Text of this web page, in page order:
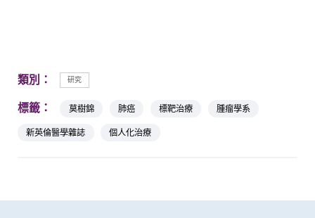
類別： 研究
標籤： 莫樹錦 肺癌 標靶治療
腫瘤學系
新英倫醫學雜誌
個人化治療